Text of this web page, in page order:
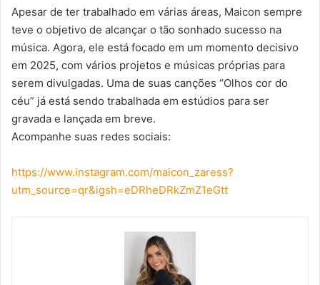
Apesar de ter trabalhado em várias áreas, Maicon sempre
teve o objetivo de alcançar o tão sonhado sucesso na
música. Agora, ele está focado em um momento decisivo
em 2025, com vários projetos e músicas próprias para
serem divulgadas. Uma de suas canções “Olhos cor do
céu” já está sendo trabalhada em estúdios para ser
gravada e lançada em breve.
Acompanhe suas redes sociais:
https://www.instagram.com/maicon_zaress?
utm_source=qr&igsh=eDRheDRkZmZ1eGtt